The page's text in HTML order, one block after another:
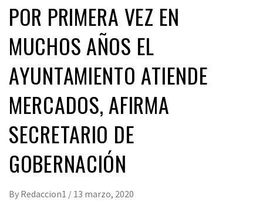
POR PRIMERA VEZ EN
MUCHOS AÑOS EL
AYUNTAMIENTO ATIENDE
MERCADOS, AFIRMA
SECRETARIO DE
GOBERNACIÓN
By Redaccion1 / 13 marzo, 2020